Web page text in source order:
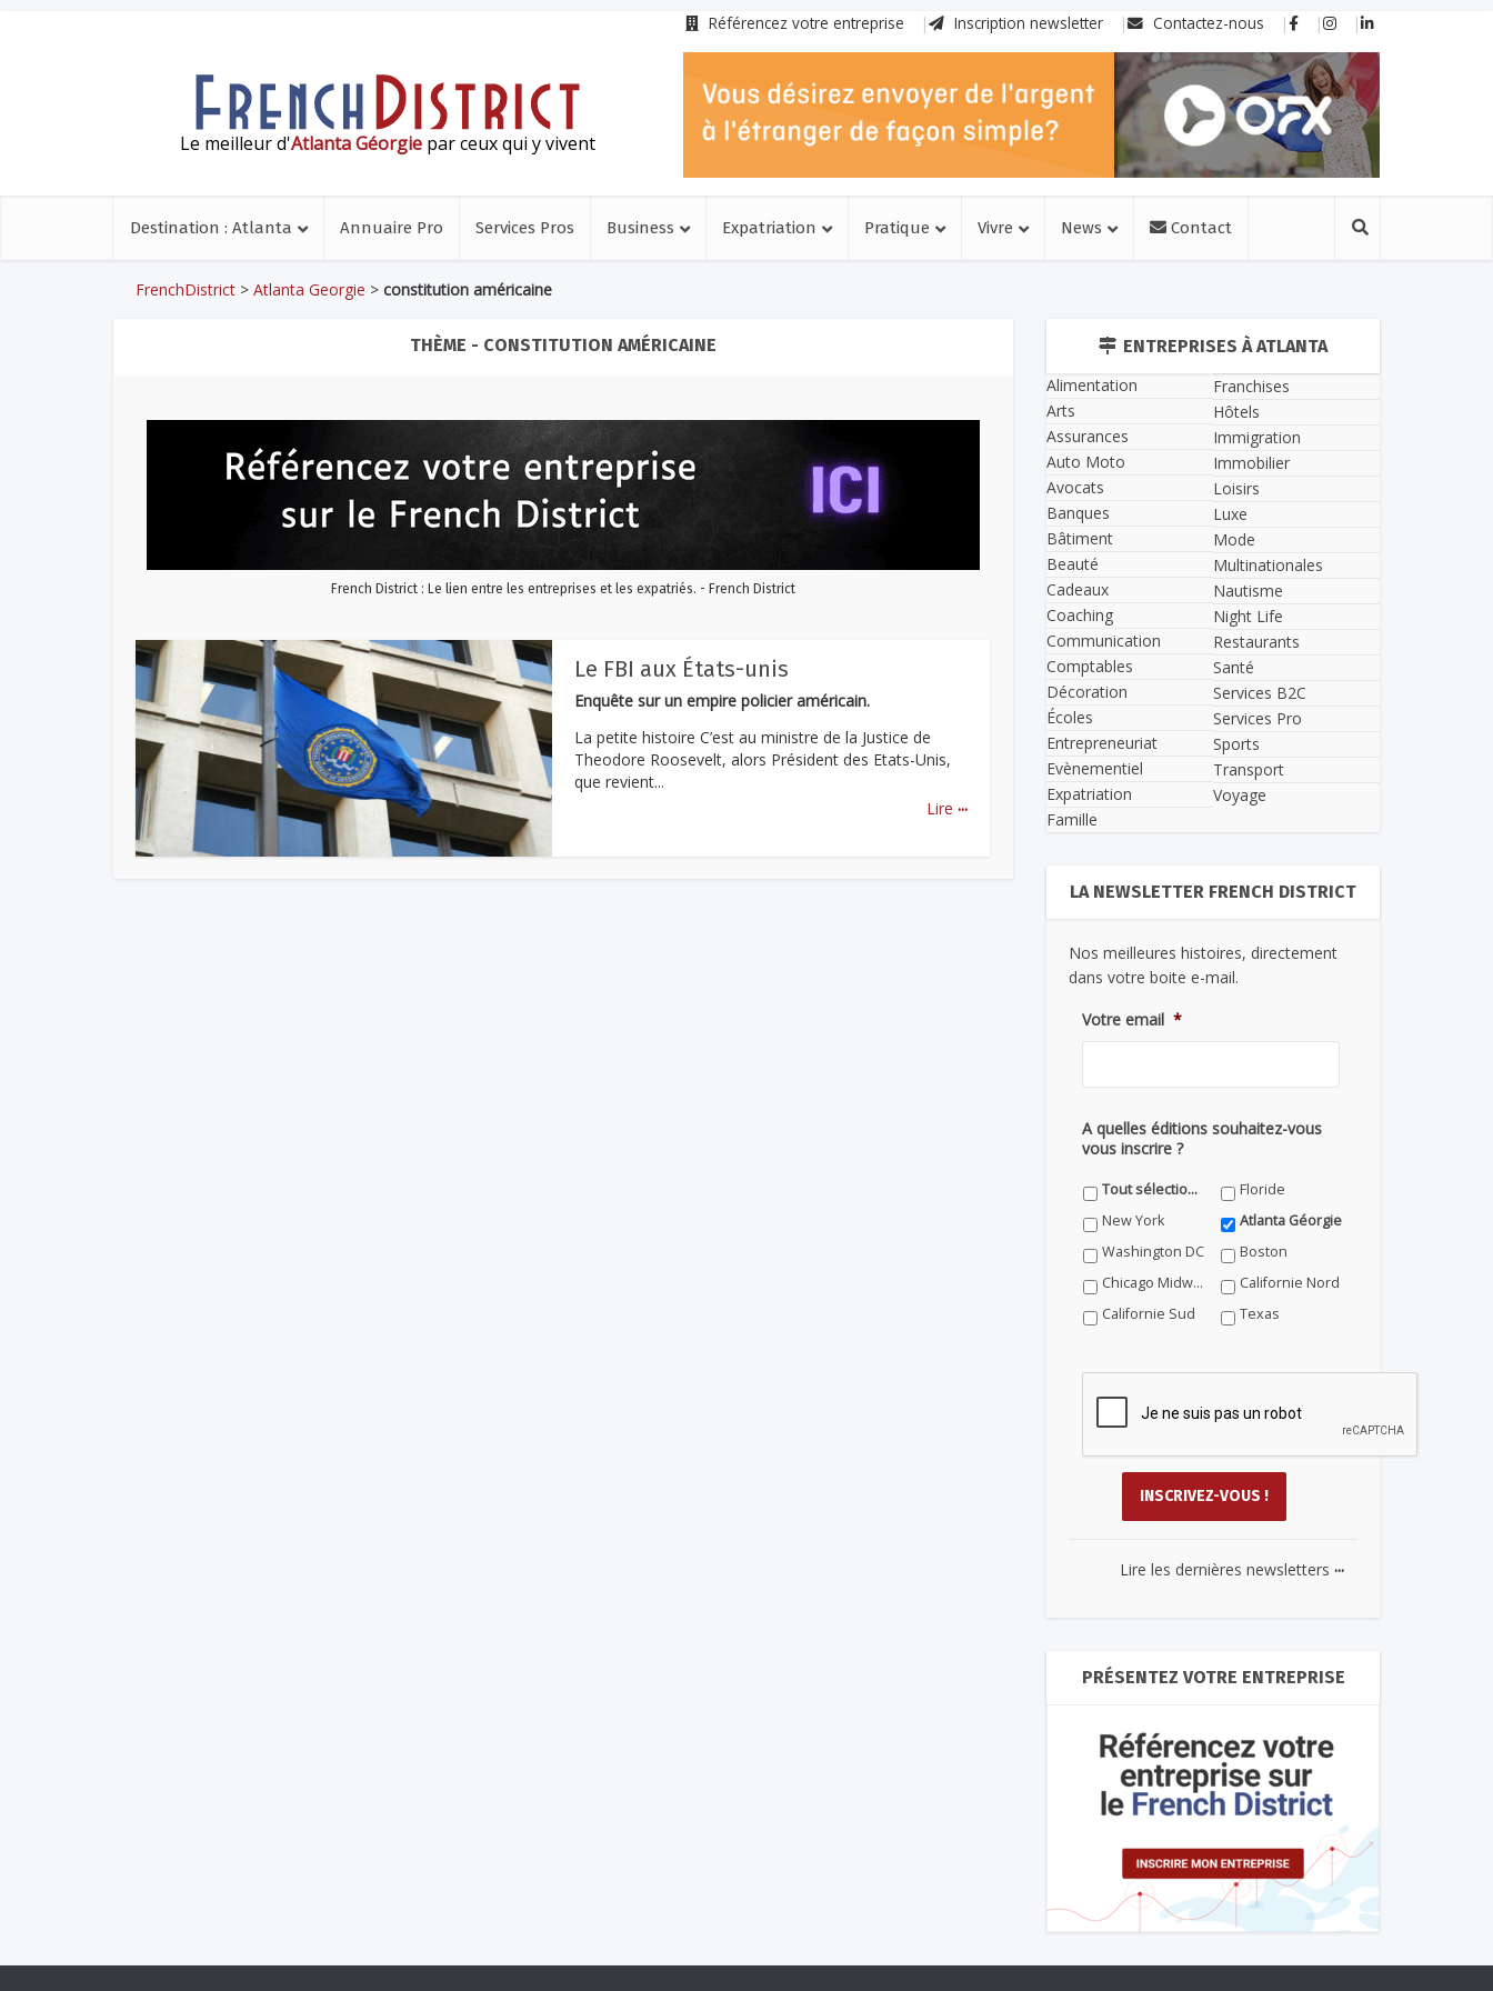
Référencez votre entreprise Inscription newsletter Contactez-nous
Le meilleur d'Atlanta Géorgie par ceux qui y vivent
Destination : Atlanta Annuaire Pro Services Pros Business Expatriation Pratique Vivre News Contact
FrenchDistrict > Atlanta Georgie > constitution américaine
THÈME - CONSTITUTION AMÉRICAINE
French District : Le lien entre les entreprises et les expatriés. - French District
Le FBI aux États-unis
Enquête sur un empire policier américain.
La petite histoire C’est au ministre de la Justice de
Theodore Roosevelt, alors Président des Etats-Unis,
que revient...
Lire ...
ENTREPRISES À ATLANTA
Alimentation
Arts
Assurances
Auto Moto
Avocats
Banques
Bâtiment
Beauté
Cadeaux
Coaching
Communication
Comptables
Décoration
Écoles
Entrepreneuriat
Evènementiel
Expatriation
Famille
Franchises
Hôtels
Immigration
Immobilier
Loisirs
Luxe
Mode
Multinationales
Nautisme
Night Life
Restaurants
Santé
Services B2C
Services Pro
Sports
Transport
Voyage
LA NEWSLETTER FRENCH DISTRICT
Nos meilleures histoires, directement
dans votre boite e-mail.
Votre email *
A quelles éditions souhaitez-vous
vous inscrire ?
Tout sélectionner
Floride
New York
Atlanta Géorgie
Washington DC
Boston
Chicago Midwest
Californie Nord
Californie Sud
Texas
Lire les dernières newsletters ...
PRÉSENTEZ VOTRE ENTREPRISE